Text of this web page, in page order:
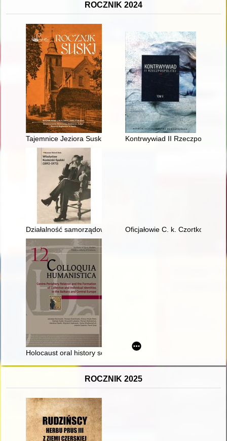
ROCZNIK 2024
Tajemnice Jeziora Suskiego Kontrwywiad II
Działalność samorządowa Władysława Kosterskiego-
Oficjałowie C. k.
Holocaust oral history sources in the Yahad-In Unum Archive
ROCZNIK 2025